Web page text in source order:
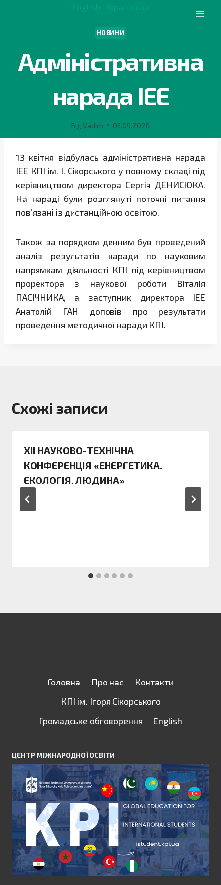
НОВИНИ
Адміністративна
нарада ІЕЕ
Від Vadim 05.09.2020
13 квітня відбулась адміністративна нарада
ІЕЕ КПІ ім. І. Сікорського у повному складі під
керівництвом директора Сергія ДЕНИСЮКА.
На нараді були розглянуті поточні питання
пов’язані із дистанційною освітою.
Також за порядком денним був проведений
аналіз результатів наради по науковим
напрямкам діяльності КПІ під керівництвом
проректора з наукової роботи Віталія
ПАСІЧНИКА, а заступник директора ІЕЕ
Анатолій ГАН доповів про результати
проведення методичної наради КПІ.
Схожі записи
ХIІ НАУКОВО-ТЕХНІЧНА
КОНФЕРЕНЦІЯ «ЕНЕРГЕТИКА.
ЕКОЛОГІЯ. ЛЮДИНА»
Головна Про нас
Контакти
КПІ ім. Ігоря Сікорського
Громадське обговорення
English
ЦЕНТР МІЖНАРОДНОЇ ОСВІТИ